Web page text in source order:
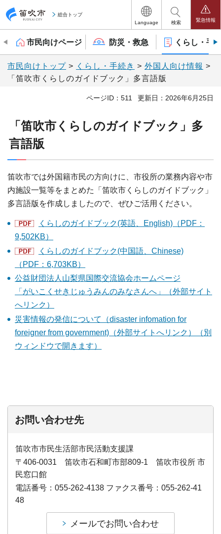
笛吹市
総合トップ
Language
検索 緊急情報
市民向けページ 防災・救急 くらし・手
市民向けトップ > くらし・手続き > 外国人向け情報 >
「笛吹市くらしのガイドブック」多言語版
ページID：511 更新日：2026年6月25日
「笛吹市くらしのガイドブック」多
言語版
笛吹市では外国籍市民の方向けに、市役所の業務内容や市
内施設一覧等をまとめた「笛吹市くらしのガイドブック」
多言語版を作成しましたので、ぜひご活用ください。
くらしのガイドブック(英語、English)（PDF：
9,502KB）
くらしのガイドブック(中国語、Chinese)
（PDF：6,703KB）
公益財団法人山梨県国際交流協会ホームページ
「がいこくせきじゅうみんのみなさんへ」（外部サイト
へリンク）
災害情報の発信について（disaster infomation for
foreigner from government)（外部サイトへリンク）（別
ウィンドウで開きます）
お問い合わせ先
笛吹市市民生活部市民活動支援課
〒406-0031 笛吹市石和町市部809-1 笛吹市役所 市
民窓口館
電話番号：055-262-4138 ファクス番号：055-262-41
48